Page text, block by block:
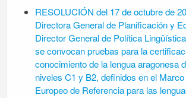
RESOLUCIÓN del 17 de octubre de
Directora General de Planificación y
Director General de Política
se convocan pruebas para la
conocimiento de la lengua aragonesa
niveles C1 y B2, definidos en el
Europeo de Referencia para las